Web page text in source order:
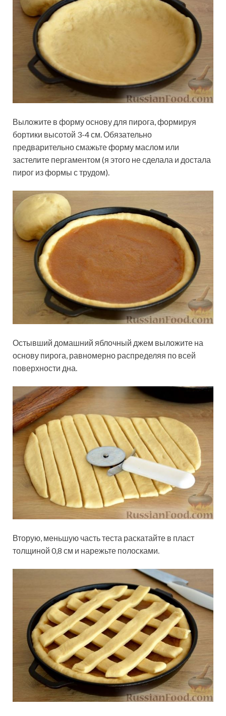
Выложите в форму основу для пирога, формируя
бортики высотой 3-4 см. Обязательно
предварительно смажьте форму маслом или
застелите пергаментом (я этого не сделала и достала
пирог из формы с трудом).
Остывший домашний яблочный джем выложите на
основу пирога, равномерно распределяя по всей
поверхности дна.
Вторую, меньшую часть теста раскатайте в пласт
толщиной 0,8 см и нарежьте полосками.